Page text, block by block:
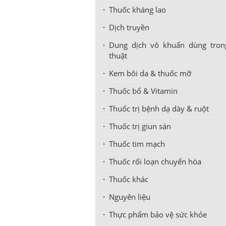
Thuốc kháng lao
Dịch truyền
Dung dịch vô khuẩn dùng
thuật
Kem bôi da & thuốc mỡ
Thuốc bổ & Vitamin
Thuốc trị bệnh dạ dày & ruột
Thuốc trị giun sán
Thuốc tim mạch
Thuốc rối loạn chuyển hóa
Thuốc khác
Nguyên liệu
Thực phẩm bảo vệ sức khỏe